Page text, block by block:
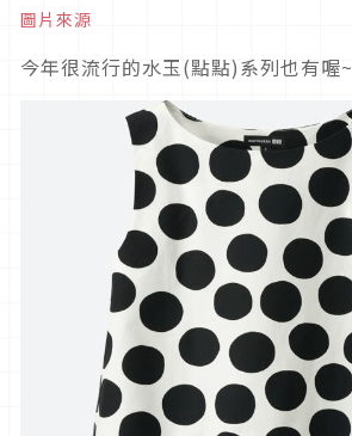
圖片來源
今年很流行的水玉(點點)系列也有喔~